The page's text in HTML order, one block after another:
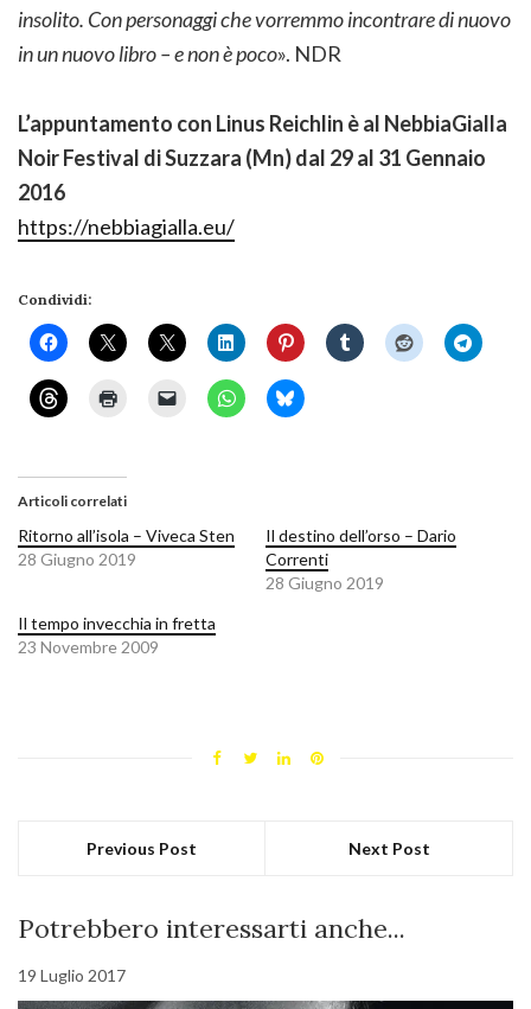
insolito. Con personaggi che vorremmo incontrare di nuovo
in un nuovo libro – e non è poco». NDR
L’appuntamento con Linus Reichlin è al NebbiaGialla
Noir Festival di Suzzara (Mn) dal 29 al 31 Gennaio
2016
https://nebbiagialla.eu/
Condividi:
Articoli correlati
Ritorno all’isola – Viveca Sten
28 Giugno 2019
Il destino dell’orso – Dario
Correnti
28 Giugno 2019
Il tempo invecchia in fretta
23 Novembre 2009
Previous Post Next Post
Potrebbero interessarti anche...
19 Luglio 2017